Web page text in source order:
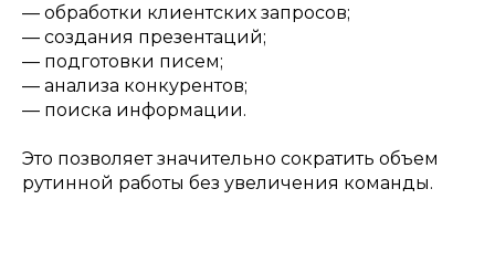
— обработки клиентских запросов;
— создания презентаций;
— подготовки писем;
— анализа конкурентов;
— поиска информации.
Это позволяет значительно сократить объем
рутинной работы без увеличения команды.